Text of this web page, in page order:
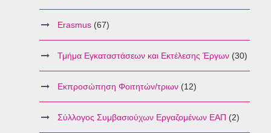
Erasmus (67)
Τμήμα Εγκαταστάσεων και Εκτέλεσης Έργων (30)
Εκπροσώπηση Φοιτητών/τριων (12)
Σύλλογος Συμβασιούχων Εργαζομένων ΕΑΠ (2)